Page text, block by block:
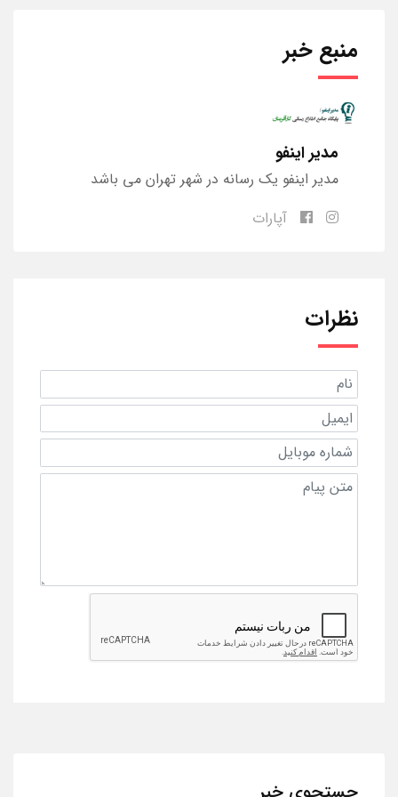
منبع خبر
مدیر اینفو
مدیر اینفو یک رسانه در شهر تهران می باشد
آپارات
نظرات